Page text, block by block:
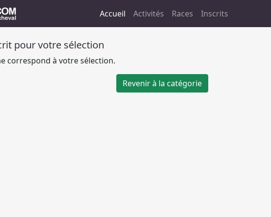
Accueil Activités Races Inscrits
pour votre sélection
correspond à votre sélection.
Revenir à la catégorie